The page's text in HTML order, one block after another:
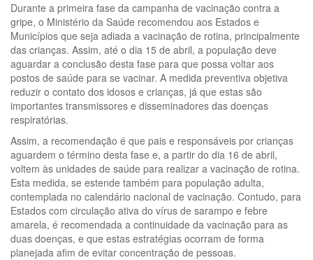
Durante a primeira fase da campanha de vacinação contra a
gripe, o Ministério da Saúde recomendou aos Estados e
Municípios que seja adiada a vacinação de rotina, principalmente
das crianças. Assim, até o dia 15 de abril, a população deve
aguardar a conclusão desta fase para que possa voltar aos
postos de saúde para se vacinar. A medida preventiva objetiva
reduzir o contato dos idosos e crianças, já que estas são
importantes transmissores e disseminadores das doenças
respiratórias.
Assim, a recomendação é que pais e responsáveis por crianças
aguardem o término desta fase e, a partir do dia 16 de abril,
voltem às unidades de saúde para realizar a vacinação de rotina.
Esta medida, se estende também para população adulta,
contemplada no calendário nacional de vacinação. Contudo, para
Estados com circulação ativa do vírus de sarampo e febre
amarela, é recomendada a continuidade da vacinação para as
duas doenças, e que estas estratégias ocorram de forma
planejada afim de evitar concentração de pessoas.